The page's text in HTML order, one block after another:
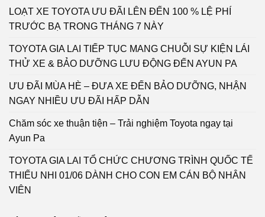
LOẠT XE TOYOTA ƯU ĐÃI LÊN ĐẾN 100 % LỆ PHÍ
TRƯỚC BẠ TRONG THÁNG 7 NÀY
TOYOTA GIA LAI TIẾP TỤC MANG CHUỖI SỰ KIỆN LÁI
THỬ XE & BẢO DƯỠNG LƯU ĐỘNG ĐẾN AYUN PA
ƯU ĐÃI MÙA HÈ – ĐƯA XE ĐẾN BẢO DƯỠNG, NHẬN
NGAY NHIỀU ƯU ĐÃI HẤP DẪN
Chăm sóc xe thuận tiện – Trải nghiệm Toyota ngay tại
Ayun Pa
TOYOTA GIA LAI TỔ CHỨC CHƯƠNG TRÌNH QUỐC TẾ
THIẾU NHI 01/06 DÀNH CHO CON EM CÁN BỘ NHÂN
VIÊN